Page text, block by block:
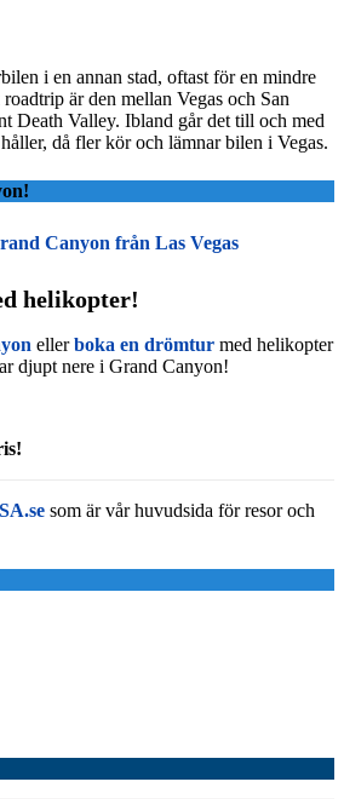
i en annan stad, oftast för en mindre
är den mellan Vegas och San
Death Valley. Ibland går det till och med
då fler kör och lämnar bilen i Vegas.
helikopter!
ellerboka en drömtur med helikopter
djupt nere i Grand Canyon!
som är vår huvudsida för resor och